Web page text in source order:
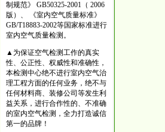
制规范》 GB50325-2001（ 2006
版）、 《室内空气质量标准》
GB/T18883-2002等国家标准进行
室内空气质量检测。
▲为保证空气检测工作的真实
性、公正性、权威性和准确性，
本检测中心绝不进行室内空气治
理工程方面的任何业务，绝不与
任何材料商、装修公司等发生利
益关系，进行合作性的、不准确
的室内空气检测，全力打造诚信
第一的品牌！